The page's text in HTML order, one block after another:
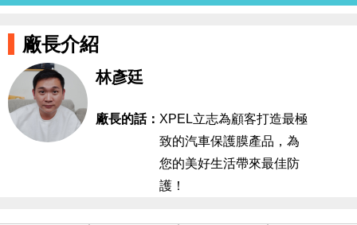
4年前
葉柏緯
老闆非常親切說明細心做事幫忙解決原廠醜醜的配色
老闆非常親切，技術可靠，售後服務完善。每次回去
廠長介紹
林彥廷
廠長的話： XPEL立志為顧客打造最極
致的汽車保護膜產品，為
您的美好生活帶來最佳防
護！